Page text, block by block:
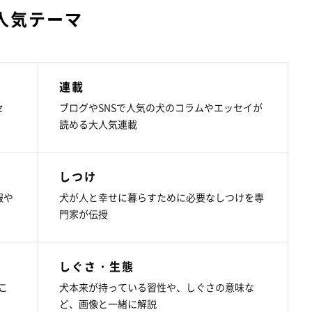
気テーマ
連載
ブログやSNSで人気の犬のコラムやエッセイが
読める大人気連載
や
しつけ
犬が人と幸せに暮らすために必要なしつけを専
門家が伝授
しぐさ・生態
犬本来が持っている習性や、しぐさの意味な
ど、画像と一緒に解説